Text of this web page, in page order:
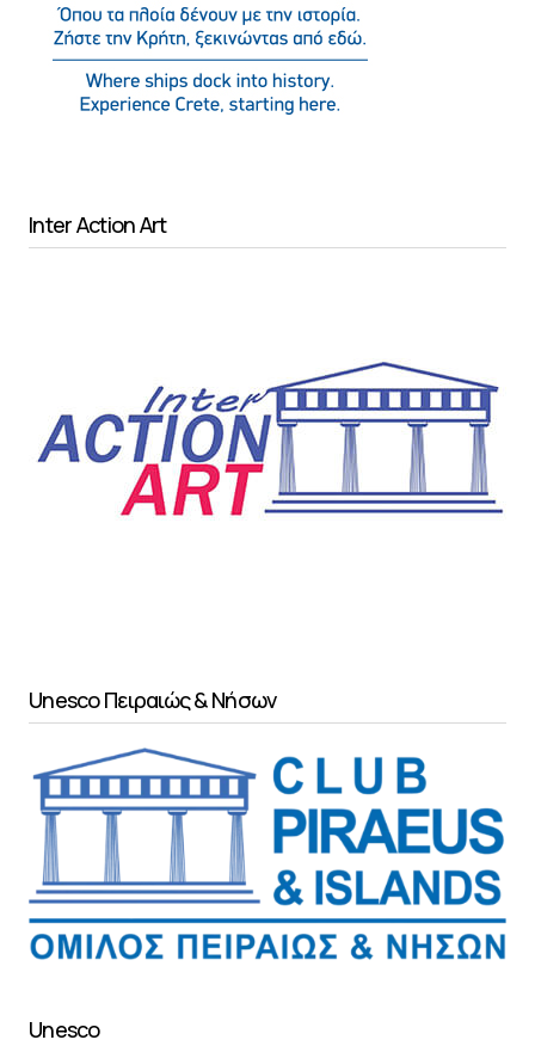
Inter Action Art
Unesco Πειραιώς & Νήσων
Unesco